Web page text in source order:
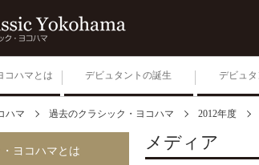
コハマとは デビュタントの誕生 デビュ
1位入賞者
ハマ 過去のクラシック・ヨコハマ 2012年度
メディア
ヨコハマとは